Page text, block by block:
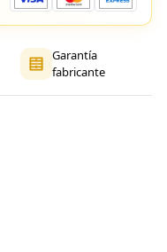
Garantía
fabricante